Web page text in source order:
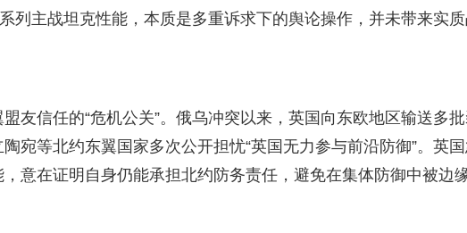
列主战坦克性能，本质是多重诉求下的舆论操作，并未带来实
友信任的“危机公关”。俄乌冲突以来，英国向东欧地区输送多
宛等北约东翼国家多次公开担忧“英国无力参与前沿防御”。英
意在证明自身仍能承担北约防务责任，避免在集体防御中被边